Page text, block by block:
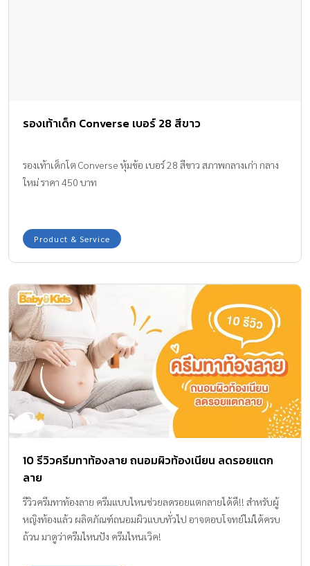
รองเท้าเด็ก Converse เบอร์ 28 สีขาว
รองเท้าเด็กโต Converse หุ้มข้อ เบอร์ 28 สีขาว สภาพกลางเก่า กลาง
ใหม่ ราคา 450 บาท
Product & Service
10 รีวิวครีมทาท้องลาย ถนอมผิวท้องเนียน ลดรอยแตก
ลาย
รีวิวครีมทาท้องลาย ครีมแบบไหนช่วยลดรอยแตกลายได้ดี!! สำหรับผู้
หญิงท้องแล้ว ผลิตภัณฑ์ถนอมผิวแบบทั่วไป อาจตอบโจทย์ไม่ได้ครบ
ถ้วน มาดูว่าครีมไหนปัง ครีมไหนเวิค!